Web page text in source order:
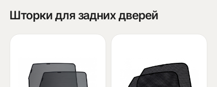
Шторки для задних дверей